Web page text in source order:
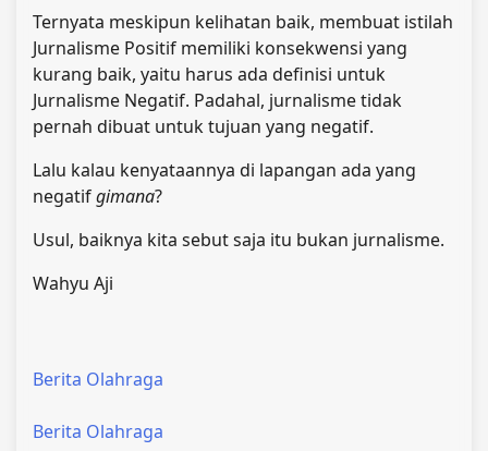
Ternyata meskipun kelihatan baik, membuat istilah
Jurnalisme Positif memiliki konsekwensi yang
kurang baik, yaitu harus ada definisi untuk
Jurnalisme Negatif. Padahal, jurnalisme tidak
pernah dibuat untuk tujuan yang negatif.
Lalu kalau kenyataannya di lapangan ada yang
negatifgimana?
Usul, baiknya kita sebut saja itu bukan jurnalisme.
Wahyu Aji
Berita Olahraga
Berita Olahraga